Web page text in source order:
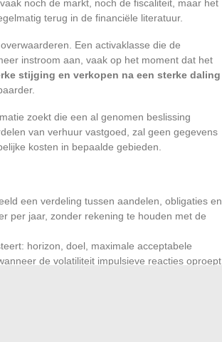
noch de markt, noch de fiscaliteit, maar het
terug in de financiële literatuur.
Een activaklasse die de
instroom aan, vaak op het moment dat het
stijging en verkopen na een sterke daling
zoekt die een al genomen beslissing
van verhuur vastgoed, zal geen gegevens
kosten in bepaalde gebieden.
een verdeling tussen aandelen, obligaties en
per jaar, zonder rekening te houden met de
horizon, doel, maximale acceptabele
de volatiliteit impulsieve reacties oproept.